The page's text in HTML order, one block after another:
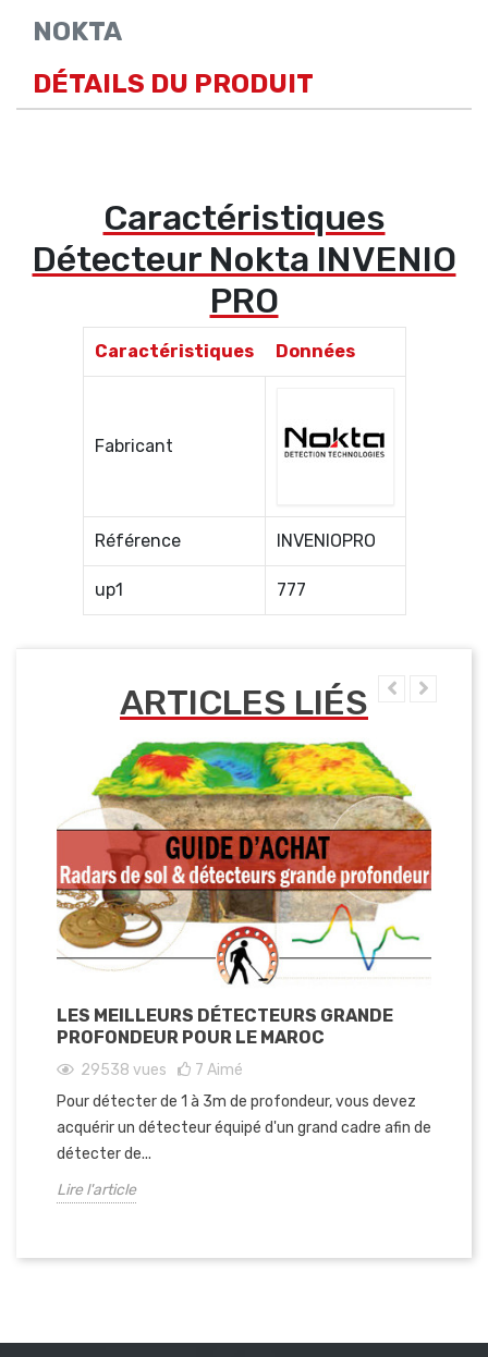
NOKTA
DÉTAILS DU PRODUIT
Caractéristiques
Détecteur Nokta INVENIO
PRO
Caractéristiques Données
Fabricant
Référence INVENIOPRO
up1 777
ARTICLES LIÉS
LES MEILLEURS DÉTECTEURS GRANDE
PROFONDEUR POUR LE MAROC
29538 vues 7 Aimé
Pour détecter de 1 à 3m de profondeur, vous devez
acquérir un détecteur équipé d'un grand cadre afin de
détecter de...
Lire l'article